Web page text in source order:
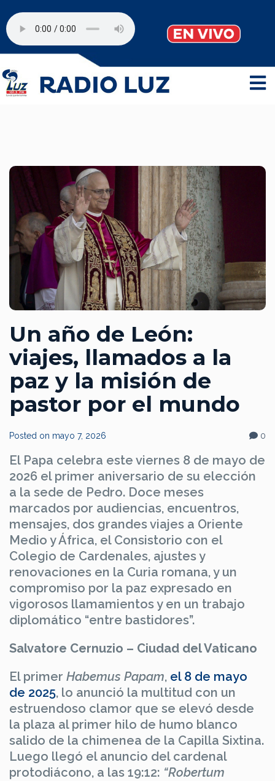
Un año de León:
viajes, llamados a la
paz y la misión de
pastor por el mundo
Posted on mayo 7, 2026 0
El Papa celebra este viernes 8 de mayo de
2026 el primer aniversario de su elección
a la sede de Pedro. Doce meses
marcados por audiencias, encuentros,
mensajes, dos grandes viajes a Oriente
Medio y África, el Consistorio con el
Colegio de Cardenales, ajustes y
renovaciones en la Curia romana, y un
compromiso por la paz expresado en
vigorosos llamamientos y en un trabajo
diplomático “entre bastidores”.
Salvatore Cernuzio – Ciudad del Vaticano
El primer Habemus Papam, el 8 de mayo
de 2025, lo anunció la multitud con un
estruendoso clamor que se elevó desde
la plaza al primer hilo de humo blanco
salido de la chimenea de la Capilla Sixtina.
Luego llegó el anuncio del cardenal
protodiácono, a las 19:12: “Robertum